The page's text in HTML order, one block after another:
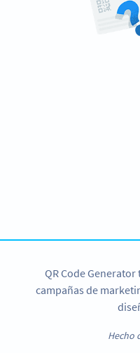
QR Code
campañas de
Hecho